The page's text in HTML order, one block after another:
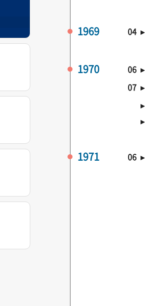
1969 04 ▸
1970 06 ▸
07 ▸
▸
▸
1971 06 ▸